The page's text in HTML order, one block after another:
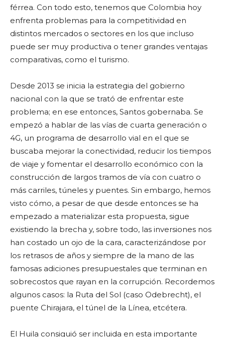
férrea. Con todo esto, tenemos que Colombia hoy
enfrenta problemas para la competitividad en
distintos mercados o sectores en los que incluso
puede ser muy productiva o tener grandes ventajas
comparativas, como el turismo.
Desde 2013 se inicia la estrategia del gobierno
nacional con la que se trató de enfrentar este
problema; en ese entonces, Santos gobernaba. Se
empezó a hablar de las vías de cuarta generación o
4G, un programa de desarrollo vial en el que se
buscaba mejorar la conectividad, reducir los tiempos
de viaje y fomentar el desarrollo económico con la
construcción de largos tramos de vía con cuatro o
más carriles, túneles y puentes. Sin embargo, hemos
visto cómo, a pesar de que desde entonces se ha
empezado a materializar esta propuesta, sigue
existiendo la brecha y, sobre todo, las inversiones nos
han costado un ojo de la cara, caracterizándose por
los retrasos de años y siempre de la mano de las
famosas adiciones presupuestales que terminan en
sobrecostos que rayan en la corrupción. Recordemos
algunos casos: la Ruta del Sol (caso Odebrecht), el
puente Chirajara, el túnel de la Línea, etcétera.
El Huila consiguió ser incluida en esta importante